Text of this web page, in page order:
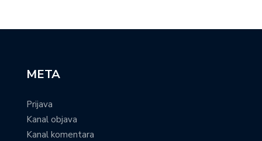
META
Prijava
Kanal objava
Kanal komentara